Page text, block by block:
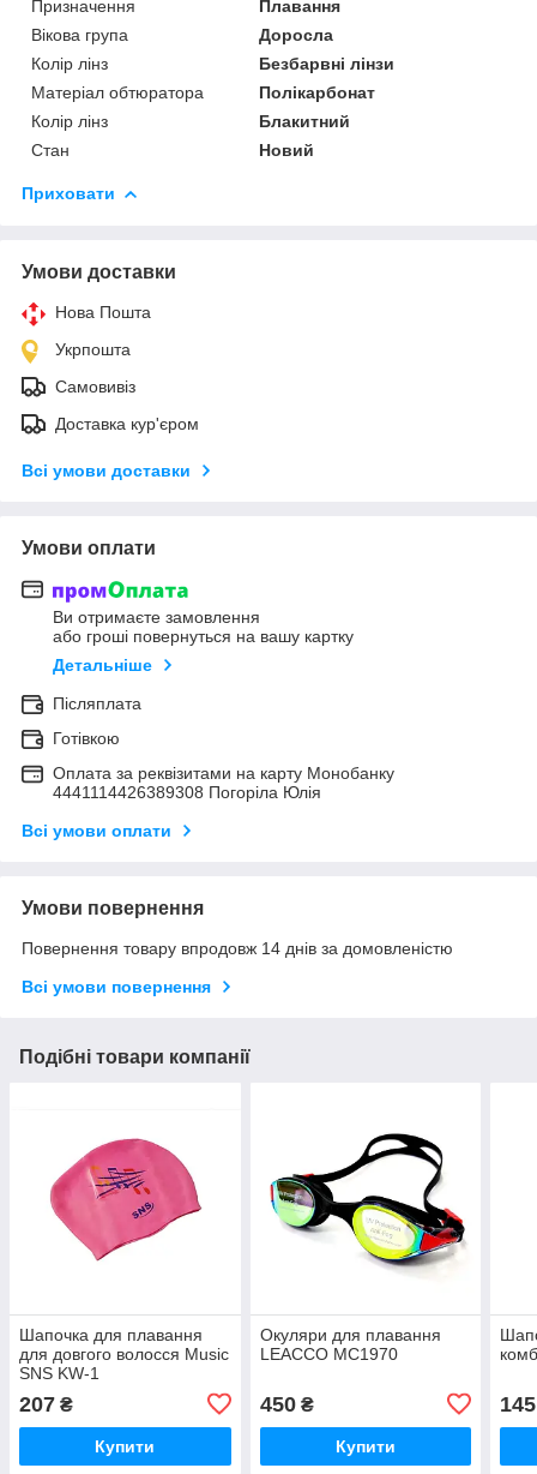
Призначення
Плавання
Вікова група
Доросла
Колір лінз
Безбарвні лінзи
Матеріал обтюратора
Полікарбонат
Колір лінз
Блакитний
Стан
Новий
Приховати
Умови доставки
Нова Пошта
Укрпошта
Самовивіз
Доставка кур'єром
Всі умови доставки
Умови оплати
Ви отримаєте замовлення
або гроші повернуться на вашу картку
Детальніше
Післяплата
Готівкою
Оплата за реквізитами на карту Монобанку
4441114426389308 Погоріла Юлія
Всі умови оплати
Умови повернення
Повернення товару впродовж 14 днів за домовленістю
Всі умови повернення
Подібні товари компанії
Шапочка для плавання
для довгого волосся Music
SNS KW-1
207 ₴
Купити
Окуляри для плавання
LEACCO MC1970
450₴
Купити
145